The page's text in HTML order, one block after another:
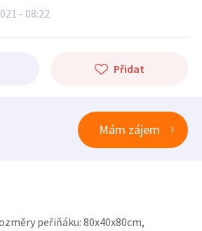
- 08:22
Přidat
Mám zájem
peřiňáku: 80x40x80cm,